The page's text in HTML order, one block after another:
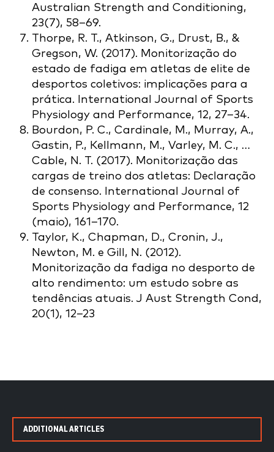
Australian Strength and Conditioning,
23(7), 58–69.
Thorpe, R. T., Atkinson, G., Drust, B., &
Gregson, W. (2017). Monitorização do
estado de fadiga em atletas de elite de
desportos coletivos: implicações para a
prática. International Journal of Sports
Physiology and Performance, 12, 27–34.
Bourdon, P. C., Cardinale, M., Murray, A.,
Gastin, P., Kellmann, M., Varley, M. C., …
Cable, N. T. (2017). Monitorização das
cargas de treino dos atletas: Declaração
de consenso. International Journal of
Sports Physiology and Performance, 12
(maio), 161–170.
Taylor, K., Chapman, D., Cronin, J.,
Newton, M. e Gill, N. (2012).
Monitorização da fadiga no desporto de
alto rendimento: um estudo sobre as
tendências atuais. J Aust Strength Cond,
20(1), 12–23
ADDITIONAL ARTICLES